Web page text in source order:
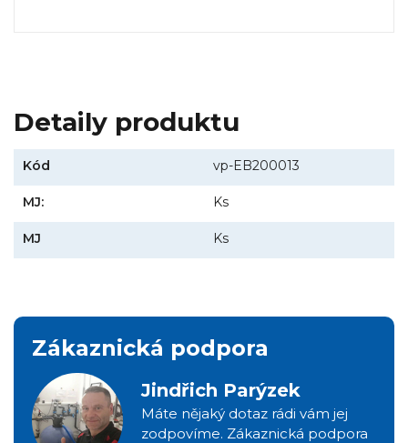
Detaily produktu
Kód vp-EB200013
MJ: Ks
MJ Ks
Zákaznická podpora
Jindřich Parýzek
Máte nějaký dotaz rádi vám jej
zodpovíme. Zákaznická podpora